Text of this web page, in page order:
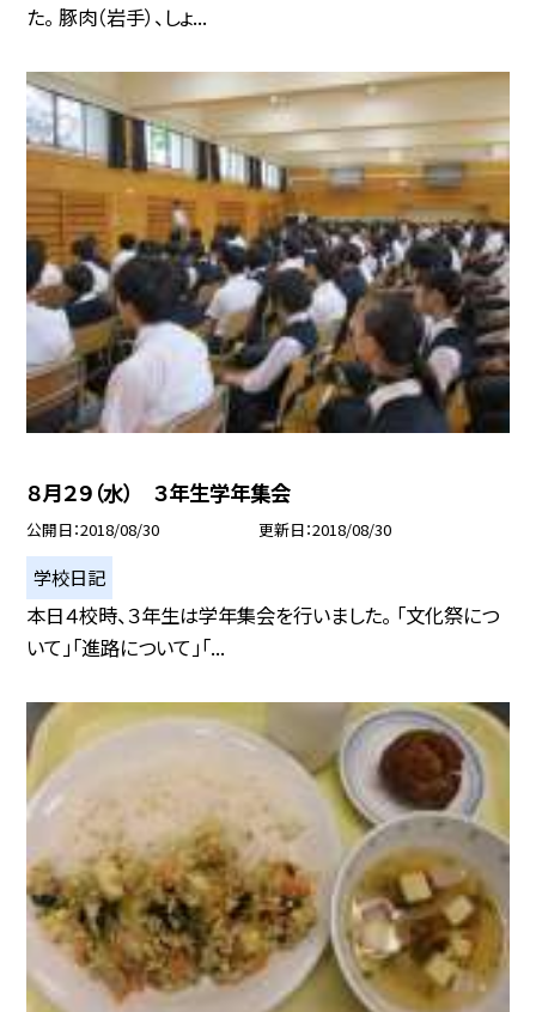
た。 豚肉（岩手）、しょ...
８月２９（水） ３年生学年集会
公開日 2018/08/30 更新日 2018/08/30
学校日記
本日４校時、３年生は学年集会を行いました。 「文化祭につ
いて」「進路について」「...